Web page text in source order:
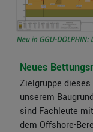
Neues
Zielgruppe
unserem
sind Fachleute
dem Offshore-